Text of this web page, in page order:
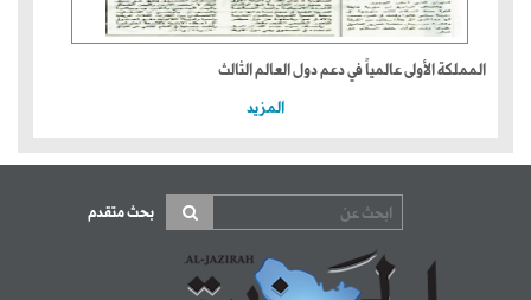
المملكة الأولى عالمياً في دعم دول العالم الثالث
المزيد
بحث متقدم